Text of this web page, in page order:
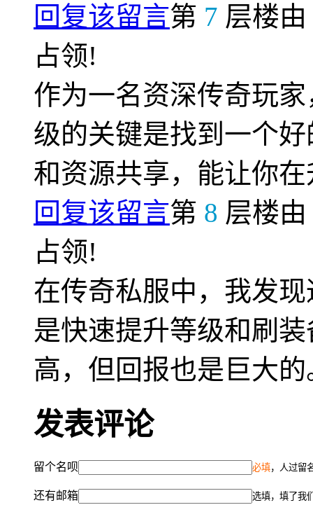
回复该留言第 7 层楼由
占领!
作为一名资深传奇玩
级的关键是找到一个
和资源共享，能让你
回复该留言第 8 层楼由
占领!
在传奇私服中，我发
是快速提升等级和刷
高，但回报也是巨大的
发表评论
留个名呗 必填，人过留
还有邮箱 选填，填了我